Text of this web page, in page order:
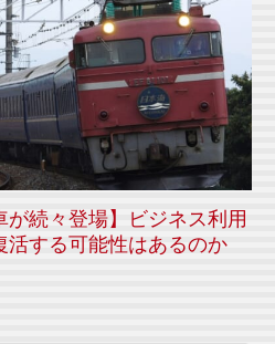
が続々登場】ビジネス利用
活する可能性はあるのか